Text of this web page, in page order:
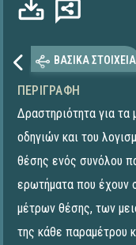
ΒΑΣΙΚΑ ΣΤΟΙΧΕΙΑ
ΠΕΡΙΓΡΑΦΉ
Δραστηριότητα για
οδηγιών και του
θέσης ενός συνόλου
ερωτήματα που έχουν
μέτρων θέσης, των
της κάθε παραμέτρου